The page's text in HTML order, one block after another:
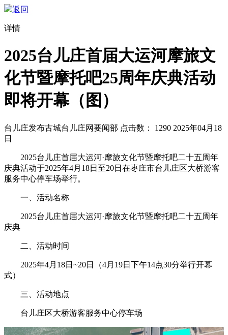
返回
详情
2025台儿庄首届大运河摩旅文
化节暨摩托吧25周年庆典活动
即将开幕（图）
台儿庄发布古城台儿庄网要闻部 点击数： 1290 2025年04月18
日
2025台儿庄首届大运河·摩旅文化节暨摩托吧二十五周年
庆典活动于2025年4月18日至20日在枣庄市台儿庄区大桥游客
服务中心停车场举行。
一、活动名称
2025台儿庄首届大运河·摩旅文化节暨摩托吧二十五周年
庆典
二、活动时间
2025年4月18日~20日（4月19日下午14点30分举行开幕
式）
三、活动地点
台儿庄区大桥游客服务中心停车场